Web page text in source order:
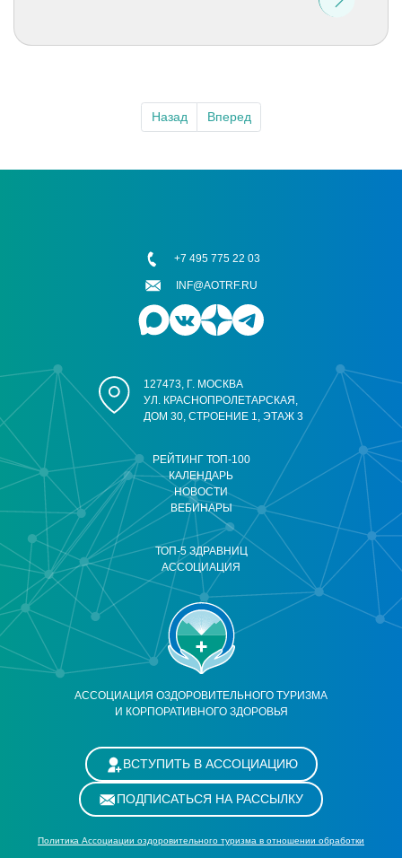
Назад Вперед
АССОЦИАЦИЯ ОЗДОРОВИТЕЛЬНОГО ТУРИЗМА
И КОРПОРАТИВНОГО ЗДОРОВЬЯ
РЕЙТИНГ ТОП-100
КАЛЕНДАРЬ
НОВОСТИ
ВЕБИНАРЫ
ТОП-5 ЗДРАВНИЦ
АССОЦИАЦИЯ
127473, Г. МОСКВА
УЛ. КРАСНОПРОЛЕТАРСКАЯ,
ДОМ 30, СТРОЕНИЕ 1, ЭТАЖ 3
+7 495 775 22 03
INF@AOTRF.RU
ВСТУПИТЬ В АССОЦИАЦИЮ
ПОДПИСАТЬСЯ НА РАССЫЛКУ
Политика Ассоциации оздоровительного туризма в отношении обработки